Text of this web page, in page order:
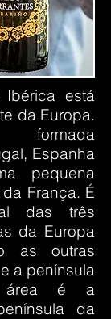
está
da Europa.
, Espanha
pequena
da França. É
das três
da Europa
as outras
e a península
é a
da